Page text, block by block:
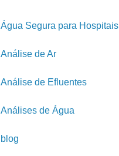
Água Segura para Hospitais
Análise de Ar
Análise de Efluentes
Análises de Água
blog